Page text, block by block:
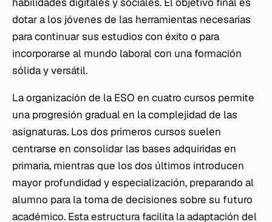
dotar a los jóvenes de las herramientas necesarias
para continuar sus estudios con éxito o para
incorporarse al mundo laboral con una formación
sólida y versátil.
La organización de la ESO en cuatro cursos permite
una progresión gradual en la complejidad de las
asignaturas. Los dos primeros cursos suelen
centrarse en consolidar las bases adquiridas en
primaria, mientras que los dos últimos introducen
mayor profundidad y especialización, preparando al
alumno para la toma de decisiones sobre su futuro
académico. Esta estructura facilita la adaptación del